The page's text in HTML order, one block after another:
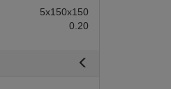
5х150х150
0.20